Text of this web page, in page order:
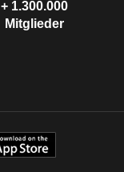
+ 1.300.000
Mitglieder